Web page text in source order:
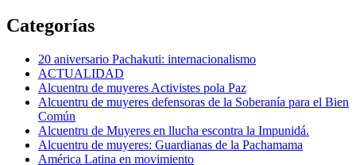
Categorías
20 aniversario Pachakuti: internacionalismo
ACTUALIDAD
Alcuentru de muyeres Activistes pola Paz
Alcuentru de muyeres defensoras de la Soberanía para el Bien
Común
Alcuentru de Muyeres en llucha escontra la Impunidá.
Alcuentru de muyeres: Guardianas de la Pachamama
América Latina en movimiento